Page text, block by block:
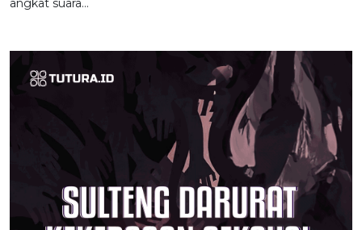
angkat suara…